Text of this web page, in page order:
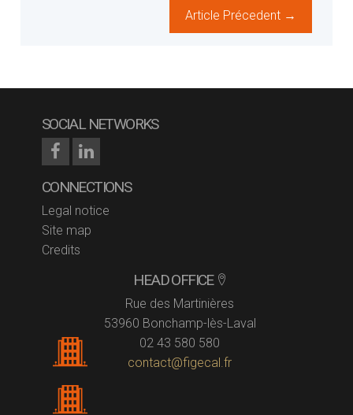
Article Précedent →
SOCIAL NETWORKS
CONNECTIONS
Legal notice
Site map
Credits
HEAD OFFICE
Rue des Martinières
53960 Bonchamp-lès-Laval
02 43 580 580
contact@figecal.fr